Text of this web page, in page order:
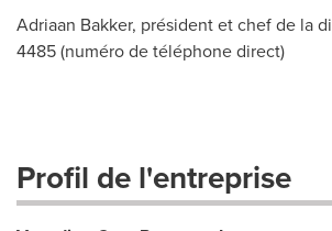
Adriaan Bakker, président et chef de la
4485 (numéro de téléphone direct)
Profil de l'entreprise